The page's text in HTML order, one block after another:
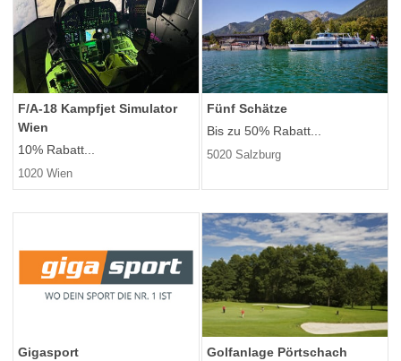
F/A-18 Kampfjet Simulator
Wien
10% Rabatt...
1020 Wien
Fünf Schätze
Bis zu 50% Rabatt...
5020 Salzburg
Gigasport
Golfanlage Pörtschach